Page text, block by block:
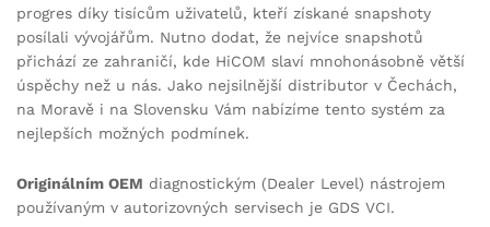
progres díky tisícům uživatelů, kteří získané snapshoty
posílali vývojářům. Nutno dodat, že nejvíce snapshotů
přichází ze zahraničí, kde HiCOM slaví mnohonásobně větší
úspěchy než u nás. Jako nejsilnější distributor v Čechách,
na Moravě i na Slovensku Vám nabízíme tento systém za
nejlepších možných podmínek.
Originálním OEM diagnostickým (Dealer Level) nástrojem
používaným v autorizovných servisech je GDS VCI.